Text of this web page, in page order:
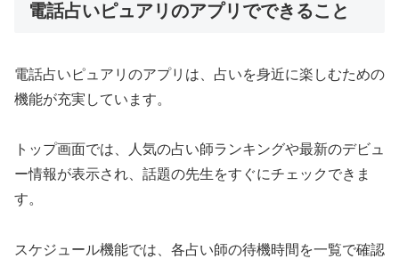
電話占いピュアリのアプリでできること
電話占いピュアリのアプリは、占いを身近に楽しむための
機能が充実しています。
トップ画面では、人気の占い師ランキングや最新のデビュ
ー情報が表示され、話題の先生をすぐにチェックできま
す。
スケジュール機能では、各占い師の待機時間を一覧で確認